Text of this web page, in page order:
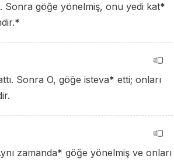
Sonra göğe yönelmiş, onu yedi kat*
*
Sonra O, göğe isteva* etti; onları
zamanda* göğe yönelmiş ve onları